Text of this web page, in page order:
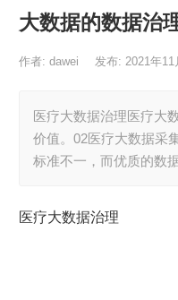
大数据的数据治
作者: dawei 发布: 2021年11
医疗大数据治理医疗大
价值。02医疗大数据采
标准不一，而优质的数
医疗大数据治理